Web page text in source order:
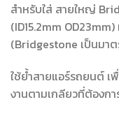
สำหรับใส่ สายใหญ่
(ID15.2mm
(Bridgestone เป็นมา
ใช้ย้ำสายแอร์รถยนต์ เ
งานตามเกลียวที่ต้องก